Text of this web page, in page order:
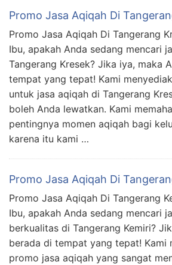
Promo Jasa Aqiqah Di
Promo Jasa Aqiqah Di Tangerang
Ibu, apakah Anda sedang mencari
Tangerang Kresek? Jika iya, maka
tempat yang tepat! Kami
untuk jasa aqiqah di Tangerang
boleh Anda lewatkan. Kami
pentingnya momen aqiqah bagi
karena itu kami …
Promo Jasa Aqiqah Di
Promo Jasa Aqiqah Di Tangerang
Ibu, apakah Anda sedang mencari
berkualitas di Tangerang Kemiri?
berada di tempat yang tepat! Kami
promo jasa aqiqah yang sangat